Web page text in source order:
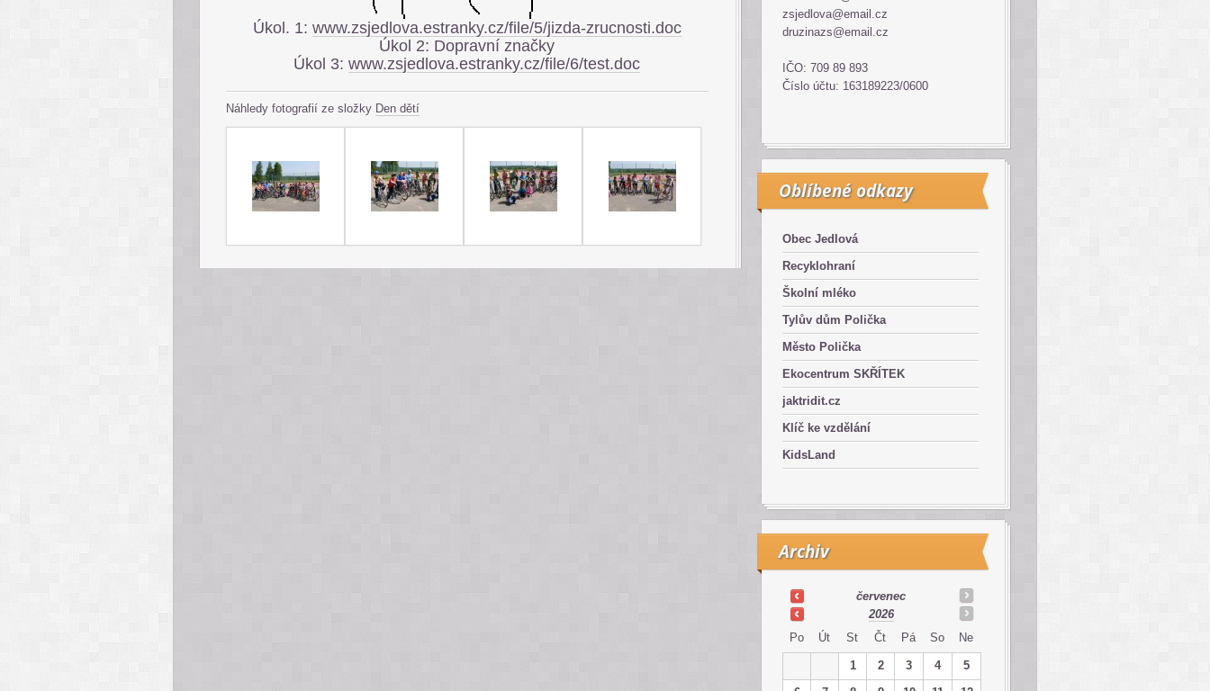
Úkol. 1: www.zsjedlova.estranky.cz/file/5/jizda-zrucnosti.doc
Úkol 2: Dopravní značky
Úkol 3: www.zsjedlova.estranky.cz/file/6/test.doc
Náhledy fotografií ze složky Den dětí
zsjedlova@email.cz
druzinazs@email.cz
IČO: 709 89 893
Číslo účtu: 163189223/0600
Oblíbené odkazy
Obec Jedlová
Recyklohraní
Školní mléko
Tylův dům Polička
Město Polička
Ekocentrum SKŘÍTEK
jaktridit.cz
Klíč ke vzdělání
KidsLand
Archiv
červenec
2026
Po
Út St Čt Pá So Ne
1 2 3 4
5